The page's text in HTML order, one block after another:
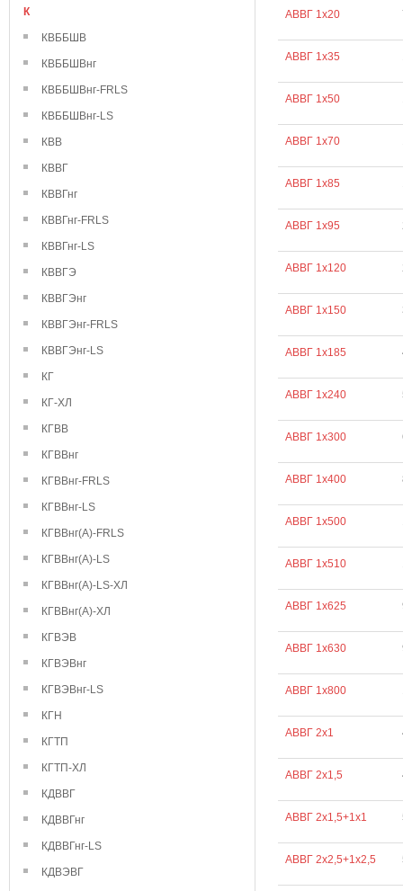
К
КВББШВ
КВББШВнг
КВББШВнг-FRLS
КВББШВнг-LS
КВВ
КВВГ
КВВГнг
КВВГнг-FRLS
КВВГнг-LS
КВВГЭ
КВВГЭнг
КВВГЭнг-FRLS
КВВГЭнг-LS
КГ
КГ-ХЛ
КГВВ
КГВВнг
КГВВнг-FRLS
КГВВнг-LS
КГВВнг(А)-FRLS
КГВВнг(А)-LS
КГВВнг(А)-LS-ХЛ
КГВВнг(А)-ХЛ
КГВЭВ
КГВЭВнг
КГВЭВнг-LS
КГН
КГТП
КГТП-ХЛ
КДВВГ
КДВВГнг
КДВВГнг-LS
КДВЭВГ
АВВГ 1х20
АВВГ 1х35
АВВГ 1х50
АВВГ 1х70
АВВГ 1х85
АВВГ 1х95
АВВГ 1х120
АВВГ 1х150
АВВГ 1х185
АВВГ 1х240
АВВГ 1х300
АВВГ 1х400
АВВГ 1х500
АВВГ 1х510
АВВГ 1х625
АВВГ 1х630
АВВГ 1х800
АВВГ 2х1
АВВГ 2х1,5
АВВГ 2х1,5+1х1
АВВГ 2х2,5+1х2,5